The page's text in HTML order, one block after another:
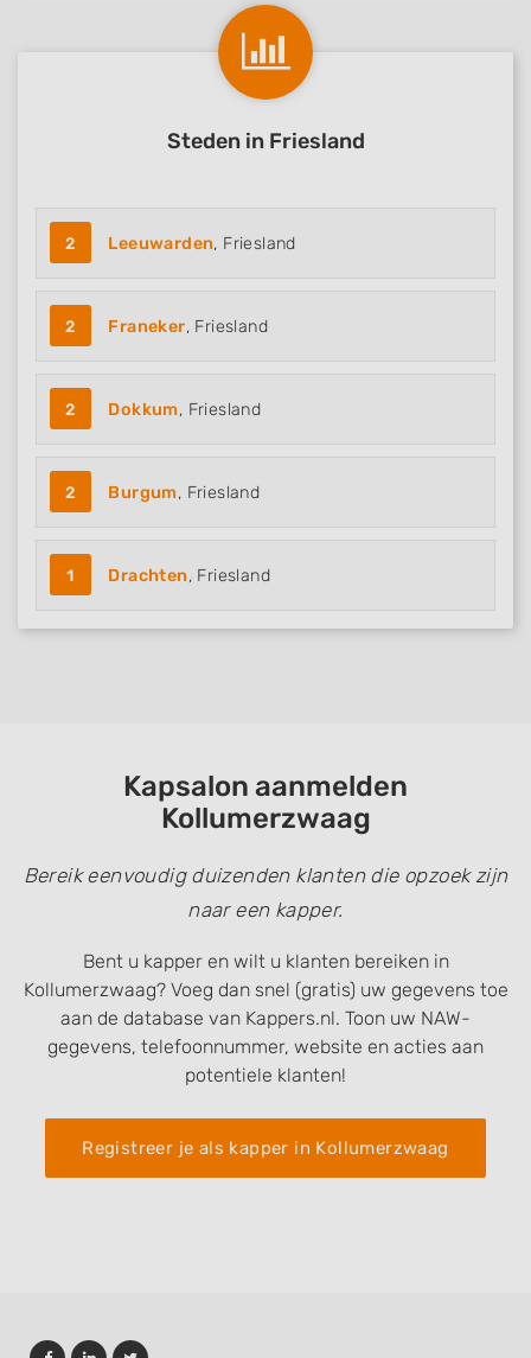
Steden in Friesland
2 Leeuwarden, Friesland
2 Franeker, Friesland
2 Dokkum, Friesland
2 Burgum, Friesland
1 Drachten, Friesland
Kapsalon aanmelden
Kollumerzwaag
Bereik eenvoudig duizenden klanten die opzoek zijn
naar een kapper.
Bent u kapper en wilt u klanten bereiken in
Kollumerzwaag? Voeg dan snel (gratis) uw gegevens toe
aan de database van Kappers.nl. Toon uw NAW-
gegevens, telefoonnummer, website en acties aan
potentiele klanten!
Registreer je als kapper in Kollumerzwaag
Measure content performance
Understand audiences through statistics
or combinations of data from different
IAB Special Features:
Identify devices based on information
Non-IAB processing purposes:
Performance
Advertising